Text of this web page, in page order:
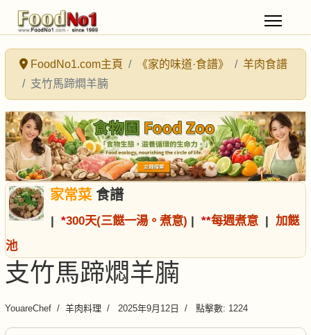
FoodNo1.com主頁 《家的味道·食譜》
羊肉食譜
支竹馬蹄燜羊腩
家常菜食譜
| *300天(三餸一湯。煮意) | **每週煮意 | 加餸
池
支竹馬蹄燜羊腩
YouareChef 羊肉料理 2025年9月12日 點擊數: 1224